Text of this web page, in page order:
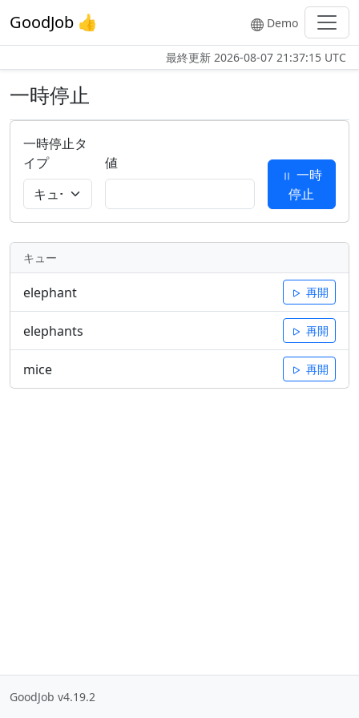
GoodJob 👍 Demo
最終更新 2026-08-07 21:37:15 UTC
一時停止
一時停止タ
イプ
値
一時
停止
キュー
elephant 再開
elephants 再開
mice 再開
GoodJob v4.19.2